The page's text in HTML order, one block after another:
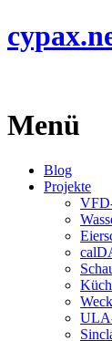
Menü
Blog
Projekte